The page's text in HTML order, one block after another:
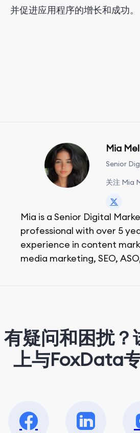
并促进应用程序的增长和成功。
Mia
Senior
关注 Mia
Mia is a Senior Digital
professional with over 5
experience in content
media marketing, SEO,
有疑问和困扰？
上与FoxData